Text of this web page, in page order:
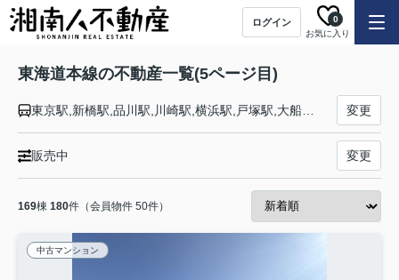
ログイン
お気に入り
0
東海道本線の不動産一覧(5ページ目)
変更
販売中 変更
169棟 180件（会員物件 50件）
中古マンション